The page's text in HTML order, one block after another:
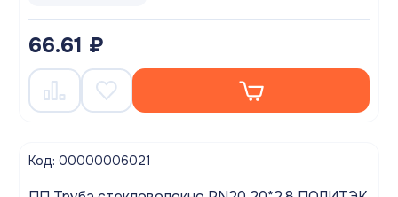
66.61 ₽
Код: 00000006021